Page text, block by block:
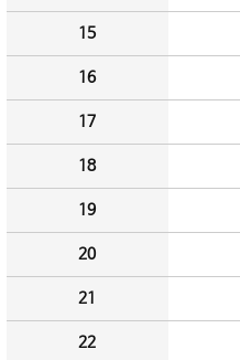
15
16
17
18
19
20
21
22